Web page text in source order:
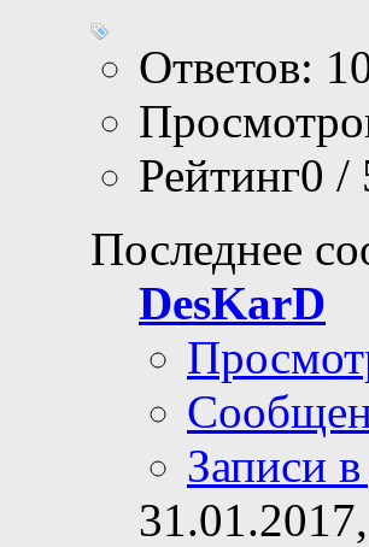
Ответов:
Рейтинг0 /
Последнее
DesKarD
Записи
31.01.2017,